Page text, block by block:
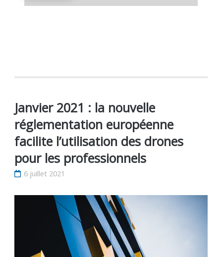
Janvier 2021 : la nouvelle
réglementation européenne
facilite l’utilisation des drones
pour les professionnels
6 juillet 2021